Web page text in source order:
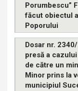
Porumbescu”
făcut obiectul
Poporului
Dosar nr.
presă a
de către un
Minor prins la
municipiul